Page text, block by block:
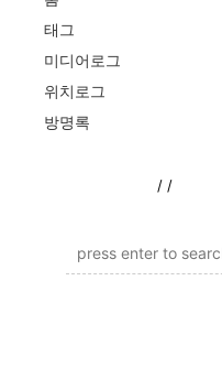
태그
미디어로그
위치로그
방명록
/ /